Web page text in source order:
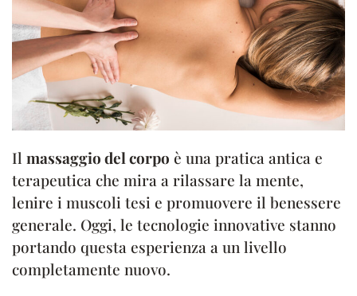
Il massaggio del corpo è una pratica antica e
terapeutica che mira a rilassare la mente,
lenire i muscoli tesi e promuovere il benessere
generale. Oggi, le tecnologie innovative stanno
portando questa esperienza a un livello
completamente nuovo.